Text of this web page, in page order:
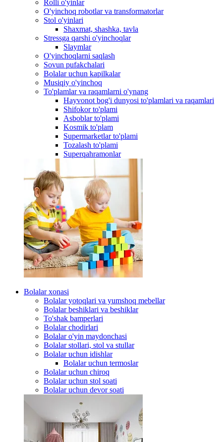
Rolli o'yinlar
O'yinchoq robotlar va transformatorlar
Stol o'yinlari
Shaxmat, shashka, tavla
Stressga qarshi o'yinchoqlar
Slaymlar
O'yinchoqlarni saqlash
Sovun pufakchalari
Bolalar uchun kapilkalar
Musiqiy o'yinchoq
To'plamlar va raqamlarni o'ynang
Hayvonot bog'i dunyosi to'plamlari va raqamlari
Shifokor to'plami
Asboblar to'plami
Kosmik to'plam
Supermarketlar to'plami
Tozalash to'plami
Superqahramonlar
Bolalar xonasi
Bolalar yotoqlari va yumshoq mebellar
Bolalar beshiklari va beshiklar
To'shak bamperlari
Bolalar chodirlari
Bolalar o'yin maydonchasi
Bolalar stollari, stol va stullar
Bolalar uchun idishlar
Bolalar uchun termoslar
Bolalar uchun chiroq
Bolalar uchun stol soati
Bolalar uchun devor soati